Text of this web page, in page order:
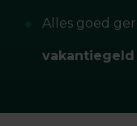
Alles goed
vakantiegeld